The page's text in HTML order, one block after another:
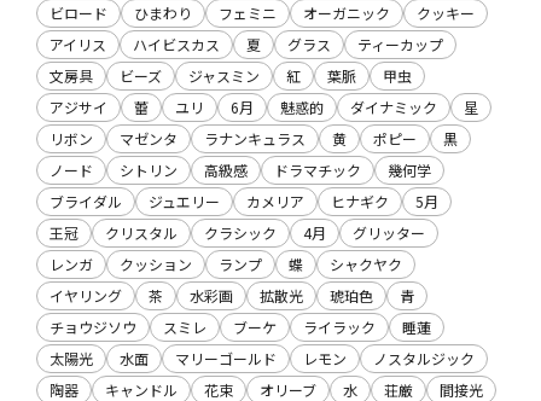
ビロード ひまわり フェミニ オーガニック
クッキー
アイリス
ハイビスカス 夏 グラス
ティーカップ
文房具
ビーズ ジャスミン 紅 葉脈
甲虫
アジサイ
蕾 ユリ 6月 魅惑的 ダイナミック
星
リボン
マゼンタ ラナンキュラス 黄 ポピー
黒
ノード
シトリン 高級感 ドラマチック
幾何学
ブライダル
ジュエリー カメリア ヒナギク
5月
王冠
クリスタル クラシック 4月
グリッター
レンガ
クッション ランプ 蝶
シャクヤク
イヤリング
茶 水彩画 拡散光 琥珀色
青
チョウジソウ
スミレ ブーケ ライラック
睡蓮
太陽光
水面 マリーゴールド レモン
ノスタルジック
陶器
キャンドル 花束 オリーブ 水 荘厳
間接光